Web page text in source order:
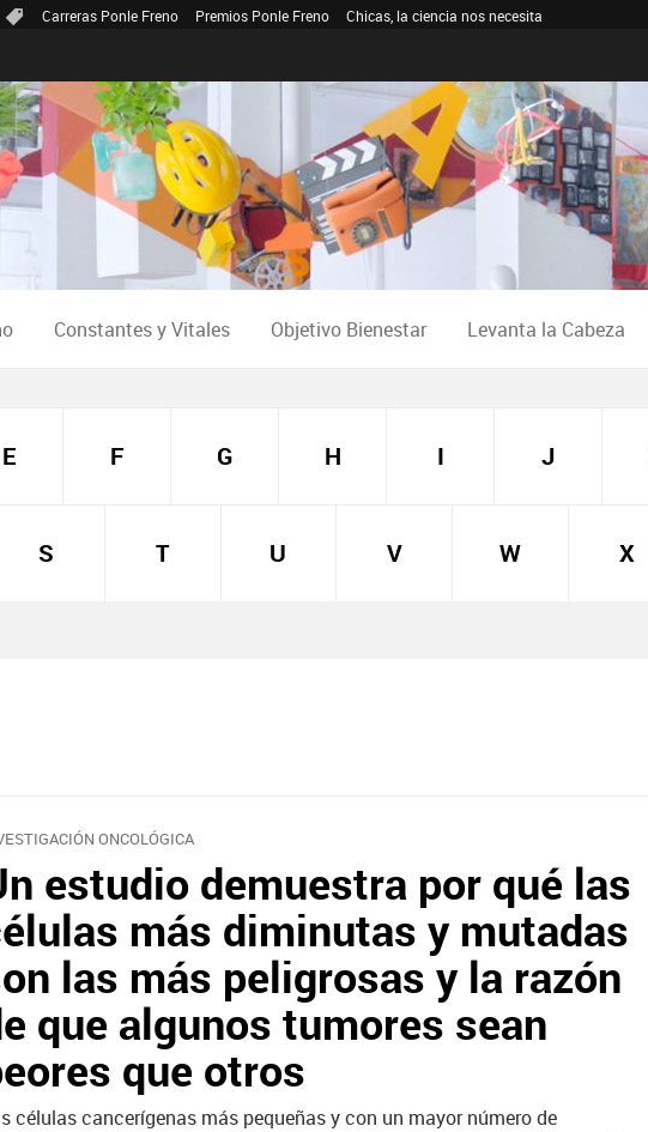
Carreras Ponle Freno Premios Ponle Freno Chicas, la ciencia nos necesita
Constantes y Vitales Objetivo Bienestar Levanta la Cabeza
E F G H I J
S T U V W X
ONCOLÓGICA
estudio demuestra por qué las
más diminutas y mutadas
las más peligrosas y la razón
que algunos tumores sean
que otros
células cancerígenas más pequeñas y con un mayor número de